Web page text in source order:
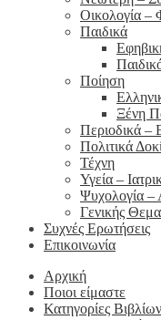
Οικολογία –
Παιδικά
Ποίηση
Ξένη
Περιοδικά –
Πολιτικά
Τέχνη
Υγεία –
Ψυχολογία –
Γενικής
Συχνές Ερωτήσεις
Επικοινωνία
Αρχική
Ποιοι είμαστε
Κατηγορίες Βιβλίων